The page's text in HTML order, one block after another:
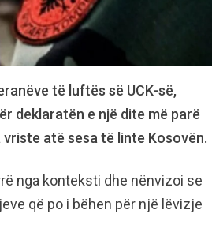
të luftës së UCK-së,
deklaratën e një dite më parë
atë sesa të linte Kosovën.
nga konteksti dhe nënvizoi se
që po i bëhen për një lëvizje